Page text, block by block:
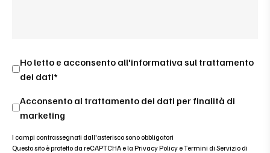
Ho letto e acconsento all'informativa sul trattamento
dei dati*
Acconsento al trattamento dei dati per finalità di
marketing
I campi contrassegnati dall'asterisco sono obbligatori
Questo sito è protetto da reCAPTCHA e la Privacy Policy eTermini di Servizio di